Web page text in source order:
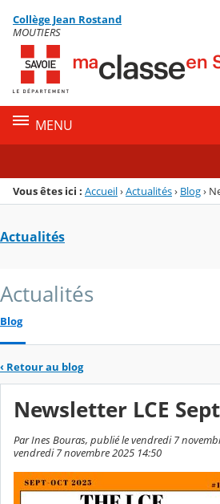
Menu de la rubrique
Contenu
Collège Jean Rostand
MOUTIERS
MENU
Vous êtes ici : Accueil›Actualités› Blog›
Actualités
Actualités
Blog
‹ Retour au blog
Newsletter LCE
Par Ines Bouras, publié le vendredi 7
vendredi 7 novembre 2025 14:50